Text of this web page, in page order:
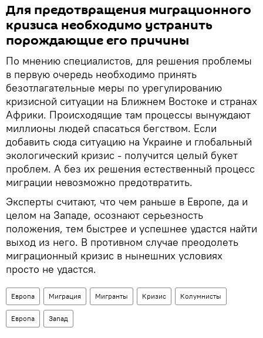
Для предотвращения миграционного
кризиса необходимо устранить
порождающие его причины
По мнению специалистов, для решения проблемы
в первую очередь необходимо принять
безотлагательные меры по урегулированию
кризисной ситуации на Ближнем Востоке и странах
Африки. Происходящие там процессы вынуждают
миллионы людей спасаться бегством. Если
добавить сюда ситуацию на Украине и глобальный
экологический кризис - получится целый букет
проблем. А без их решения естественный процесс
миграции невозможно предотвратить.
Эксперты считают, что чем раньше в Европе, да и
целом на Западе, осознают серьезность
положения, тем быстрее и успешнее удастся найти
выход из него. В противном случае преодолеть
миграционный кризис в нынешних условиях
просто не удастся.
Европа Миграция Мигранты Кризис Колумнисты
Европа Запад